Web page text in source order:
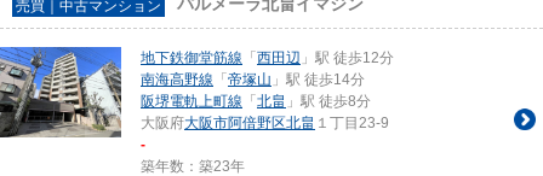
売買｜中古マンション
地下鉄御堂筋線 「 西田辺 」駅 徒歩12分
南海高野線 「 帝塚山 」駅 徒歩14分
阪堺電軌上町線 「 北畠 」駅 徒歩8分
大阪府大阪市阿倍野区北畠 １丁目23-9
-
築年数：築23年